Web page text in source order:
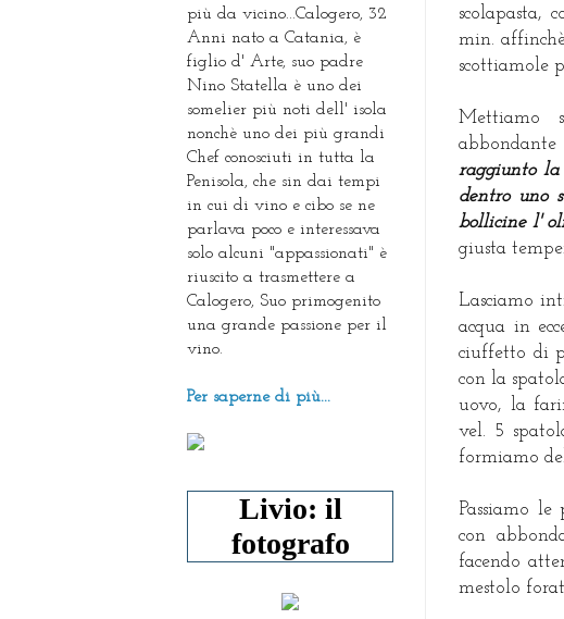
scolapasta,
min.
scottiamole
Mettiamo
raggiunto la
dentro uno
bollicine l'
giusta
Lasciamo
acqua in
ciuffetto di
con la
uovo, la
vel. 5
formiamo
Passiamo
con
facendo
mestolo
più da vicino...Calogero, 32
Anni nato a Catania, è
figlio d' Arte, suo padre
Nino Statella è uno dei
somelier più noti dell' isola
nonchè uno dei più grandi
Chef conosciuti in tutta la
Penisola, che sin dai tempi
in cui di vino e cibo se ne
parlava poco e interessava
solo alcuni "appassionati" è
riuscito a trasmettere a
Calogero, Suo primogenito
una grande passione per il
vino.
Per saperne di più...
Livio: il
fotografo